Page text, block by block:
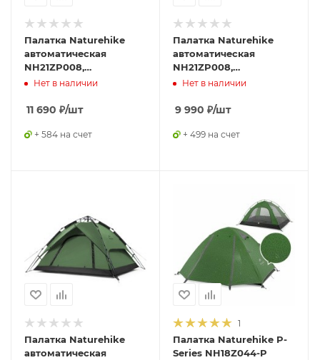
Палатка Naturehike
автоматическая
NH21ZP008,
четырехместная,
Нет в наличии
11 690 ₽/шт
+ 584 на счет
Палатка Naturehike
автоматическая
NH21ZP008,
трехместная, серо-
Нет в наличии
9 990 ₽/шт
+ 499 на счет
Палатка Naturehike
автоматическая
1
Палатка Naturehike P-
Series NH18Z044-P